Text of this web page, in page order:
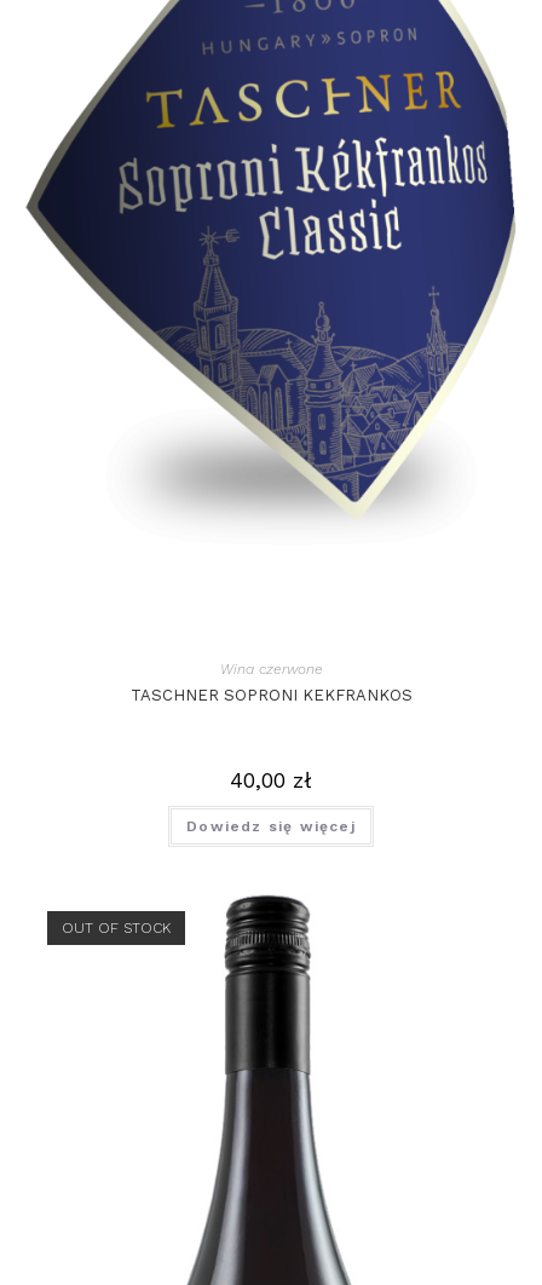
Wina czerwone
TASCHNER SOPRONI KEKFRANKOS
40,00 zł
Dowiedz się więcej
OUT OF STOCK